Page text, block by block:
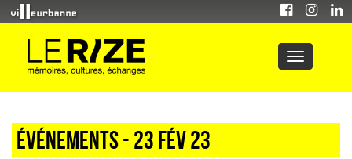
Événements - 23 Fév 23